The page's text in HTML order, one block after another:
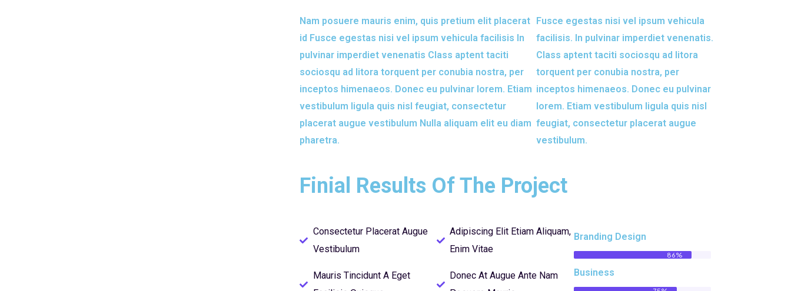
Nam posuere mauris enim, quis pretium elit placerat
id Fusce egestas nisi vel ipsum vehicula facilisis In
pulvinar imperdiet venenatis Class aptent taciti
sociosqu ad litora torquent per conubia nostra, per
inceptos himenaeos. Donec eu pulvinar lorem. Etiam
vestibulum ligula quis nisl feugiat, consectetur
placerat augue vestibulum Nulla aliquam elit eu diam
pharetra.
Fusce egestas nisi vel ipsum vehicula
facilisis. In pulvinar imperdiet venenatis.
Class aptent taciti sociosqu ad litora
torquent per conubia nostra, per
inceptos himenaeos. Donec eu pulvinar
lorem. Etiam vestibulum ligula quis nisl
feugiat, consectetur placerat augue
vestibulum.
Finial Results Of The Project
Consectetur Placerat Augue
Vestibulum
Mauris Tincidunt A Eget
Adipiscing Elit Etiam Aliquam,
Enim Vitae
Donec At Augue Ante Nam
Branding Design
86%
Business